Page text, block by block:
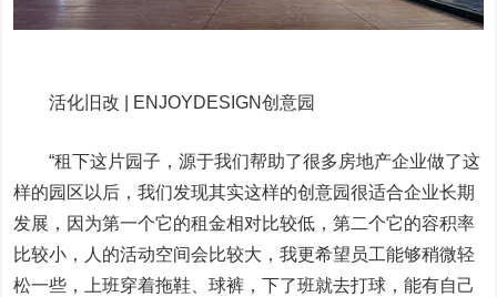
活化旧改 | ENJOYDESIGN创意园
“租下这片园子，源于我们帮助了很多房地产企业做了这
样的园区以后，我们发现其实这样的创意园很适合企业长期
发展，因为第一个它的租金相对比较低，第二个它的容积率
比较小，人的活动空间会比较大，我更希望员工能够稍微轻
松一些，上班穿着拖鞋、球裤，下了班就去打球，能有自己